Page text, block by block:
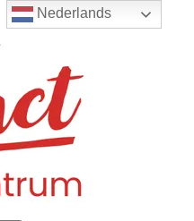
Nederlands